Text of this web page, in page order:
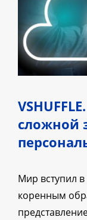
сложной
Мир вступил в
коренным